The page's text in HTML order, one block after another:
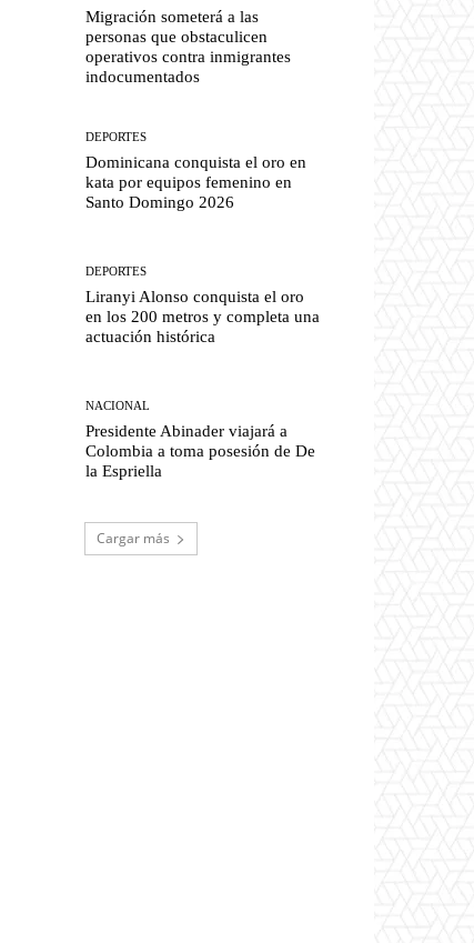
Migración someterá a las
personas que obstaculicen
operativos contra inmigrantes
indocumentados
DEPORTES
Dominicana conquista el oro en
kata por equipos femenino en
Santo Domingo 2026
DEPORTES
Liranyi Alonso conquista el oro
en los 200 metros y completa una
actuación histórica
NACIONAL
Presidente Abinader viajará a
Colombia a toma posesión de De
la Espriella
Cargar más